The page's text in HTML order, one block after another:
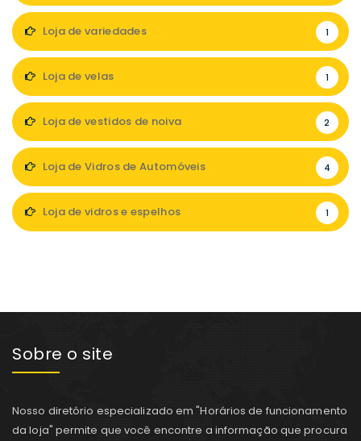
Loja de variedades 1
Loja de velas 1
Loja de vestidos de noiva 2
Loja de Vidros de Automóveis 4
Loja de vidros e espelhos 1
Sobre o site
Nosso diretório especializado em "Horários de funcionamento
da loja" permite que você encontre a informação que procura